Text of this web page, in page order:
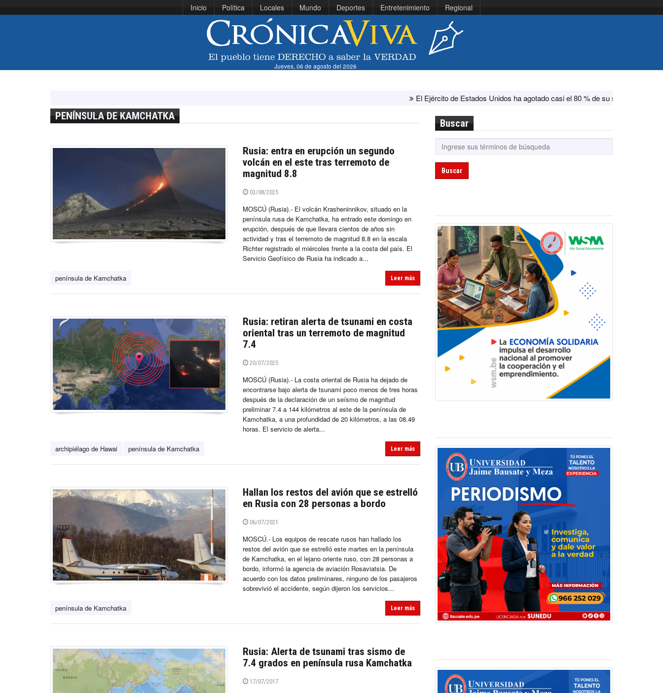
Inicio Política Locales Mundo Deportes Entretenimiento Regional
Jueves, 06 de agosto del 2026
El Ejército de Estados Unidos ha agotado casi el 80 % de su sistema antimisiles, según
PENÍNSULA DE KAMCHATKA
Rusia: entra en erupción un segundo
volcán en el este tras terremoto de
magnitud 8.8
03/08/2025
MOSCÚ (Rusia).- El volcán Krasheninnikov, situado en la
península rusa de Kamchatka, ha entrado este domingo en
erupción, después de que llevara cientos de años sin
actividad y tras el terremoto de magnitud 8.8 en la escala
Richter registrado el miércoles frente a la costa del país. El
Servicio Geofísico de Rusia ha indicado a...
península de Kamchatka Leer más
Rusia: retiran alerta de tsunami en costa
oriental tras un terremoto de magnitud
7.4
20/07/2025
MOSCÚ (Rusia).- La costa oriental de Rusia ha dejado de
encontrarse bajo alerta de tsunami poco menos de tres horas
después de la declaración de un seísmo de magnitud
preliminar 7.4 a 144 kilómetros al este de la península de
Kamchatka, a una profundidad de 20 kilómetros, a las 08.49
horas. El servicio de alerta...
archipiélago de Hawai península de Kamchatka Leer más
Hallan los restos del avión que se estrelló
en Rusia con 28 personas a bordo
06/07/2021
MOSCÚ.- Los equipos de rescate rusos han hallado los
restos del avión que se estrelló este martes en la península
de Kamchatka, en el lejano oriente ruso, con 28 personas a
bordo, informó la agencia de aviación Rosaviatsia. De
acuerdo con los datos preliminares, ninguno de los pasajeros
sobrevivió el accidente, según dijeron los servicios...
península de Kamchatka Leer más
Rusia: Alerta de tsunami tras sismo de
7.4 grados en península rusa Kamchatka
17/07/2017
Buscar
Buscar